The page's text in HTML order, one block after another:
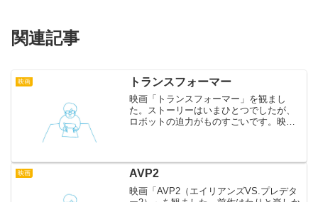
関連記事
映画 トランスフォーマー
映画「トランスフォーマー」を観まし
た。ストーリーはいまひとつでしたが、
ロボットの迫力がものすごいです。映像
映画 AVP2
映画「AVP2（エイリアンズVS.プレデタ